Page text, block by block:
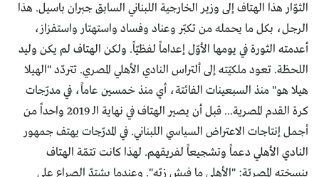
الثوّار هذا الهتاف إلى وزير الخارجية اللبناني السابق جبران باسيل. هذا
الرجل، بكل ما يحمله من تكبّر وعناد وفساد واستهتار واستفزاز،
أعدمته الثورة في يومها الأوّل إعداماً لفظيّاً. ولكن الهتاف لم يكن وليد
اللحظة. تعود ملكيّته إلى ألتراس النادي الأهلي المصري. تتردّد "الهيلا
هيلا هو" منذ السبعينات الفائتة، أي منذ خمسين عاماً، في مدرّجات
كرة القدم المصرية... قبل أن يصير الهتاف في نهاية الـ 2019 واحداً من
أجمل إنتاجات الاعتراض السياسي اللبناني. في المدرّجات يهتف جمهور
النادي الأهلي دعماً وتشجيعاً لفريقهم. لهذا كانت تتمّة الهتاف
بنسخته المصريّة: "الأهلي ما فيش زيّه". وعندما يشتدّ الصراع على